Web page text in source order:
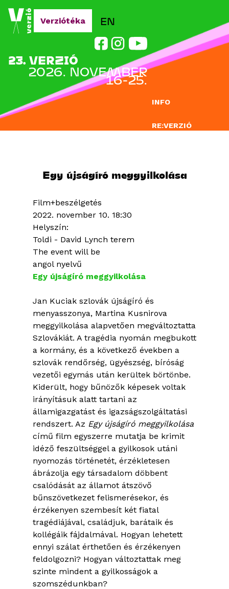
Jump to navigation
INFO
RE:VERZIÓ
EN
23. VERZIÓ
2026. NOVEMBER
16-25.
Verziótéka
Egy újságíró meggyilkolása
Film+beszélgetés
2022. november 10. 18:30
Helyszín:
Toldi - David Lynch terem
The event will be
angol nyelvű
Egy újságíró meggyilkolása
Jan Kuciak szlovák újságíró és
menyasszonya, Martina Kusnirova
meggyilkolása alapvetően megváltoztatta
Szlovákiát. A tragédia nyomán megbukott
a kormány, és a következő években a
szlovák rendőrség, ügyészség, bíróság
vezetői egymás után kerültek börtönbe.
Kiderült, hogy bűnözők képesek voltak
irányításuk alatt tartani az
államigazgatást és igazságszolgáltatási
rendszert. Az Egy újságíró meggyilkolása
című film egyszerre mutatja be krimit
idéző feszültséggel a gyilkosok utáni
nyomozás történetét, érzékletesen
ábrázolja egy társadalom döbbent
csalódását az államot átszövő
bűnszövetkezet felismerésekor, és
érzékenyen szembesít két fiatal
tragédiájával, családjuk, barátaik és
kollégáik fájdalmával. Hogyan lehetett
ennyi szálat érthetően és érzékenyen
feldolgozni? Hogyan változtattak meg
szinte mindent a gyilkosságok a
szomszédunkban?